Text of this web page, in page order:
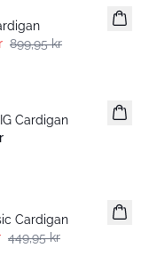
899,95 kr
Cardigan
size
Cardigan
449,95 kr